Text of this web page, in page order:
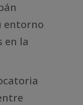
entorno
en la